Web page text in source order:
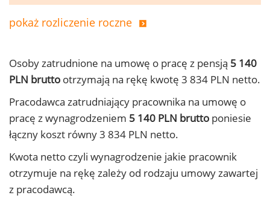
pokaż rozliczenie roczne
Osoby zatrudnione na umowę o pracę z pensją 5 140
PLN brutto otrzymają na rękę kwotę 3 834 PLN netto.
Pracodawca zatrudniający pracownika na umowę o
pracę z wynagrodzeniem 5 140 PLN brutto poniesie
łączny koszt równy 3 834 PLN netto.
Kwota netto czyli wynagrodzenie jakie pracownik
otrzymuje na rękę zależy od rodzaju umowy zawartej
z pracodawcą.